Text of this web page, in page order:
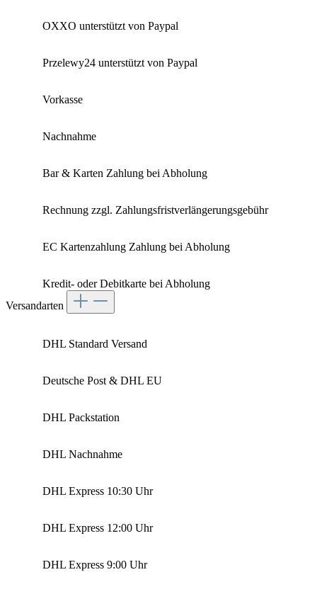
OXXO unterstützt von Paypal
Przelewy24 unterstützt von Paypal
Vorkasse
Nachnahme
Bar & Karten Zahlung bei Abholung
Rechnung zzgl. Zahlungsfristverlängerungsgebühr
EC Kartenzahlung Zahlung bei Abholung
Kredit- oder Debitkarte bei Abholung
Versandarten
DHL Standard Versand
Deutsche Post & DHL EU
DHL Packstation
DHL Nachnahme
DHL Express 10:30 Uhr
DHL Express 12:00 Uhr
DHL Express 9:00 Uhr